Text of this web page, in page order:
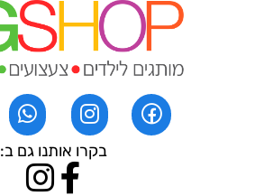
בקרו אותנו גם ב: